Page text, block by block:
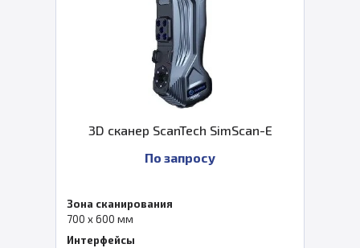
3D сканер ScanTech SimScan-E
По запросу
Зона сканирования
700 x 600 мм
Интерфейсы